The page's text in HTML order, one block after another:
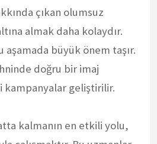
çıkan olumsuz
almak daha kolaydır.
aşamada büyük önem taşır.
doğru bir imaj
geliştirilir.
kalmanın en etkili yolu,